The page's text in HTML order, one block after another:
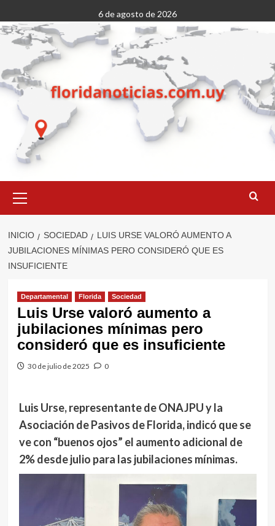
al
contenido
6 de agosto de 2026
primario
INICIO SOCIEDAD
LUIS URSE VALORÓ AUMENTO A
JUBILACIONES MÍNIMAS PERO CONSIDERÓ QUE ES
INSUFICIENTE
Departamental Florida Sociedad
Luis Urse valoró aumento a
jubilaciones mínimas pero
consideró que es insuficiente
30 de julio de 2025 0
Luis Urse, representante de ONAJPU y la
Asociación de Pasivos de Florida, indicó que se
ve con “buenos ojos” el aumento adicional de
2% desde julio para las jubilaciones mínimas.